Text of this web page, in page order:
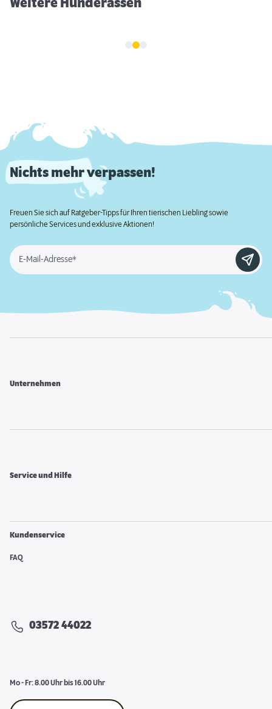
Weitere Hunderassen
Nichts mehr verpassen!
Freuen Sie sich auf Ratgeber-Tipps für Ihren tierischen Liebling sowie
persönliche Services und exklusive Aktionen!
E-Mail-Adresse*
Unternehmen
Service und Hilfe
Kundenservice
FAQ
03572 44022
Mo - Fr: 8.00 Uhr bis 16.00 Uhr